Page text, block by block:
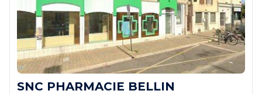
SNC PHARMACIE BELLIN